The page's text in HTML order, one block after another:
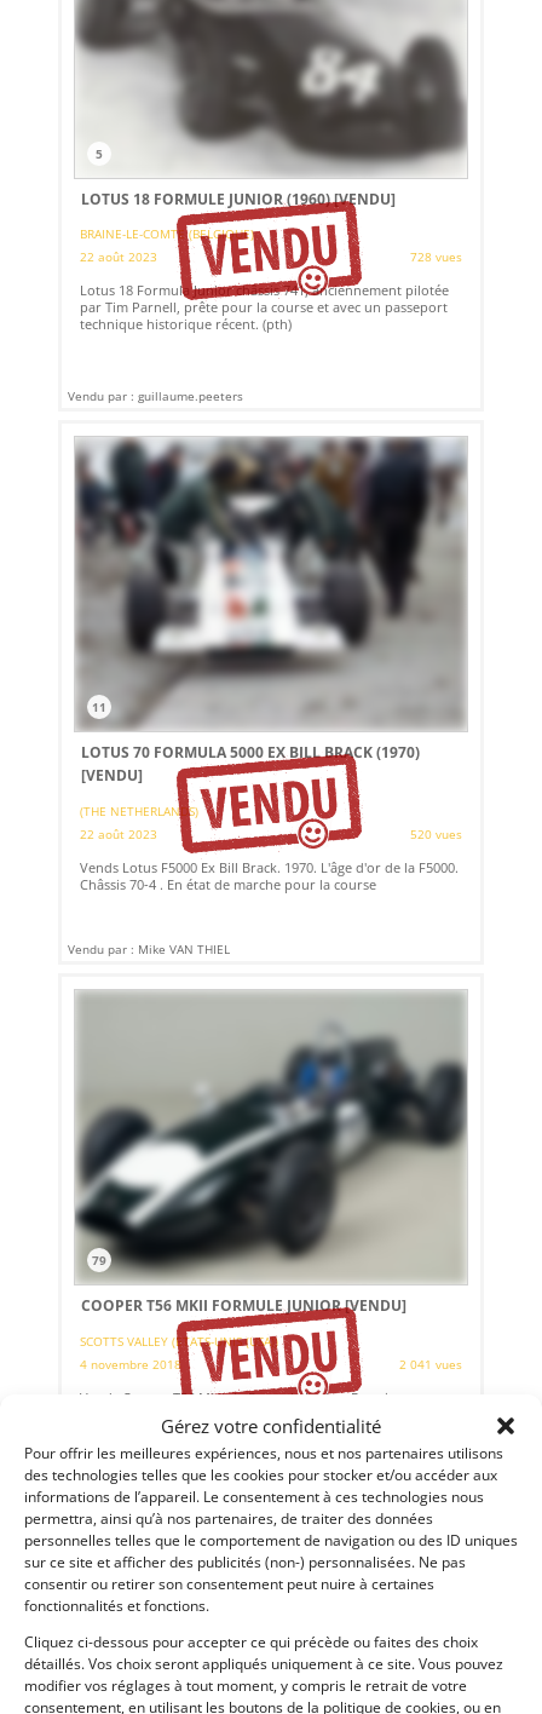
Gérez votre confidentialité
Pour offrir les meilleures expériences, nous et nos partenaires utilisons
des technologies telles que les cookies pour stocker et/ou accéder aux
informations de l’appareil. Le consentement à ces technologies nous
permettra, ainsi qu’à nos partenaires, de traiter des données
personnelles telles que le comportement de navigation ou des ID uniques
sur ce site et afficher des publicités (non-) personnalisées. Ne pas
consentir ou retirer son consentement peut nuire à certaines
fonctionnalités et fonctions.
Cliquez ci-dessous pour accepter ce qui précède ou faites des choix
détaillés. Vos choix seront appliqués uniquement à ce site. Vous pouvez
modifier vos réglages à tout moment, y compris le retrait de votre
consentement, en utilisant les boutons de la politique de cookies, ou en
5
LOTUS 18 FORMULE JUNIOR (1960)[VENDU]
BRAINE-LE-COMTE (BELGIQUE)
22 août 2023
728 vues
Lotus 18 Formula Junior châssis 741, anciennement pilotée
par Tim Parnell, prête pour la course et avec un passeport
technique historique récent. (pth)
Vendu par : guillaume.peeters
11
LOTUS 70 FORMULA 5000 EX BILL BRACK (1970)
[VENDU]
(THE NETHERLANDS)
22 août 2023
520 vues
Vends Lotus F5000 Ex Bill Brack. 1970. L'âge d'or de la F5000.
Châssis 70-4 . En état de marche pour la course
Vendu par : Mike VAN THIEL
79
COOPER T56 MKII FORMULE JUNIOR[VENDU]
SCOTTS VALLEY (ETATS-UNIS (USA))
4 novembre 2018
2 041 vues
Vends Cooper T56 MkII de Formule Junior. Ex voiture
Tyrell). Ex Steeve McQueen. Restaurée par H&H. Prête à
courir. Grande éligibilité.
Vendu par : CANEPA